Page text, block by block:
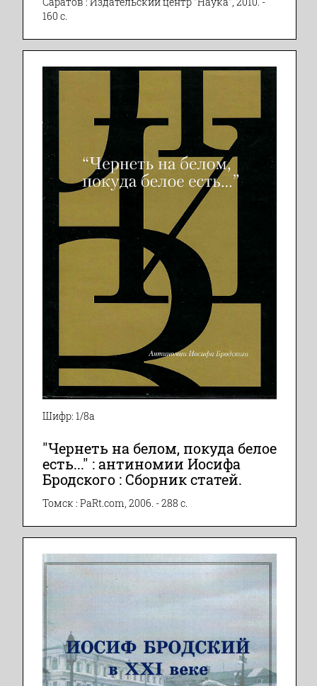
160 с.
Шифр: 1/8а
"Чернеть на белом, покуда белое
есть..." : антиномии Иосифа
Бродского : Сборник статей.
Томск : PaRt.com, 2006. - 288 с.